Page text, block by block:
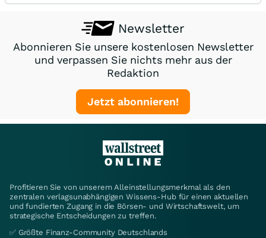
Newsletter
Abonnieren Sie unsere kostenlosen Newsletter
und verpassen Sie nichts mehr aus der
Redaktion
Jetzt abonnieren!
Profitieren Sie von unserem Alleinstellungsmerkmal als den
zentralen verlagsunabhängigen Wissens-Hub für einen aktuellen
und fundierten Zugang in die Börsen- und Wirtschaftswelt, um
strategische Entscheidungen zu treffen.
✅ Größte Finanz-Community Deutschlands